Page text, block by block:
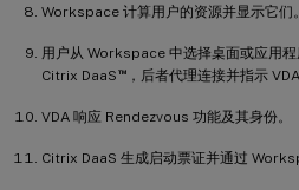
Workspace 计算用户的资源并显示它们。
用户从 Workspace 中选择桌面或应用
Citrix DaaS ™，后者代理连接并指示 VDA
VDA 响应 Rendezvous 功能及其身份。
Citrix DaaS 生成启动票证并通过